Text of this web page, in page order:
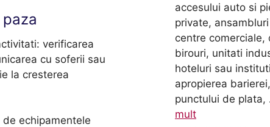
verificarea
cu soferii sau
la cresterea
echipamentele
accesului auto si
private,
centre comerciale,
birouri, unitati
hoteluri sau
apropierea
punctului de plata,
mult